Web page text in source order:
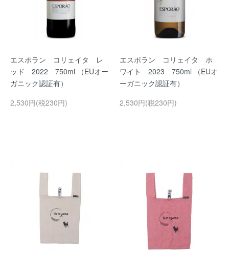
エスポラン コリェイタ レ
ッド 2022 750ml （EUオー
ガニック認証有）
2,530円(税230円)
エスポラン コリェイタ ホ
ワイト 2023 750ml （EUオ
ーガニック認証有）
2,530円(税230円)